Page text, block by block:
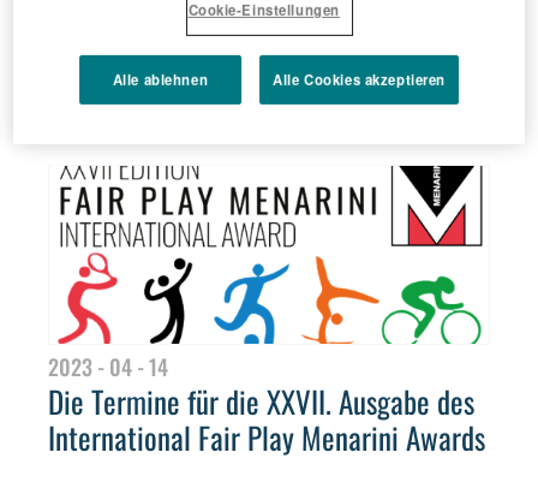
Approval for ORSERDUTM (elacestrant)
as the First and Only Treatment
Specifically Indicated for Patients with
MEHR LESEN
2023 - 04 - 14
Die Termine für die XXVII. Ausgabe des
International Fair Play Menarini Awards
Cookie-Einstellungen
Alle ablehnen Alle Cookies akzeptieren